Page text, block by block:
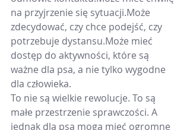
na przyjrzenie się sytuacji.Może
zdecydować, czy chce podejść, czy
potrzebuje dystansu.Może mieć
dostęp do aktywności, które są
ważne dla psa, a nie tylko wygodne
dla człowieka.
To nie są wielkie rewolucje. To są
małe przestrzenie sprawczości. A
jednak dla psa mogą mieć ogromne